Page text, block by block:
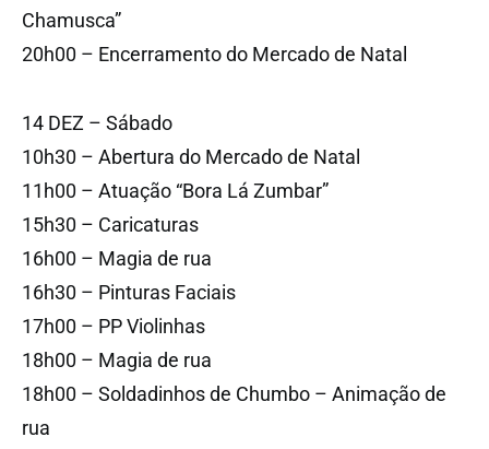
Chamusca”
20h00 – Encerramento do Mercado de Natal
14 DEZ – Sábado
10h30 – Abertura do Mercado de Natal
11h00 – Atuação “Bora Lá Zumbar”
15h30 – Caricaturas
16h00 – Magia de rua
16h30 – Pinturas Faciais
17h00 – PP Violinhas
18h00 – Magia de rua
18h00 – Soldadinhos de Chumbo – Animação de
rua